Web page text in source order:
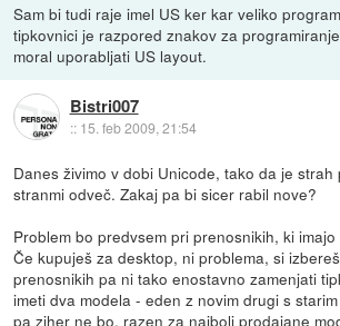
Sam bi tudi raje imel US ker kar veliko
tipkovnici je razpored znakov za
moral uporabljati US layout.
Bistri007
:: 15. feb 2009, 21:54
Danes živimo v dobi Unicode, tako da je strah
stranmi odveč. Zakaj pa bi sicer rabil nove?
Problem bo predvsem pri prenosnikih, ki
Če kupuješ za desktop, ni problema, si
prenosnikih pa ni tako enostavno zamenjati
imeti dva modela - eden z novim drugi s
pa ziher ne bo, razen za najbolj prodajane